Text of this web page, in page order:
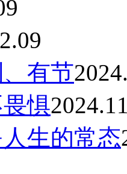
有节
惧
生的常态